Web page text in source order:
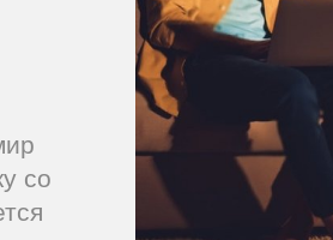
со